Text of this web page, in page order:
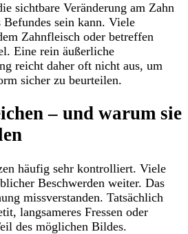
sichtbare Veränderung am Zahn
sein kann. Viele
Zahnfleisch oder betreffen
Eine rein äußerliche
reicht daher oft nicht aus, um
sicher zu beurteilen.
– und warum sie
häufig sehr kontrolliert. Viele
Beschwerden weiter. Das
missverstanden. Tatsächlich
langsameres Fressen oder
des möglichen Bildes.